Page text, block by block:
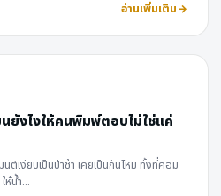
อ่านเพิ่มเติม
ยังไงให้คนพิมพ์ตอบไม่ใช่แค่
ต์เงียบเป็นป่าช้า เคยเป็นกันไหม ทั้งที่คอม
ห้น้ำ…